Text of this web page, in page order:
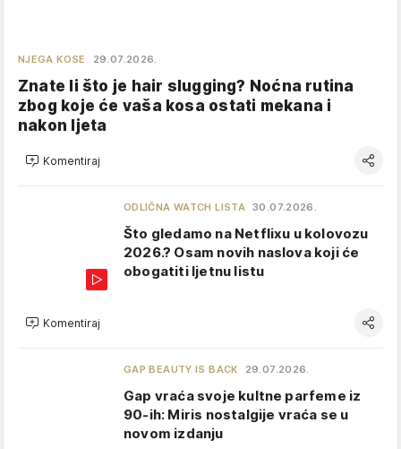
NJEGA KOSE 29.07.2026.
Znate li što je hair slugging? Noćna rutina
zbog koje će vaša kosa ostati mekana i
nakon ljeta
Komentiraj
ODLIČNA WATCH LISTA 30.07.2026.
Što gledamo na Netflixu u kolovozu
2026.? Osam novih naslova koji će
obogatiti ljetnu listu
Komentiraj
GAP BEAUTY IS BACK 29.07.2026.
Gap vraća svoje kultne parfeme iz
90-ih: Miris nostalgije vraća se u
novom izdanju